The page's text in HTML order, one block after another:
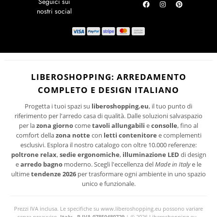
RICHIEDI UN RESO
novità per la tua casa.
I suoi dati personali verranno trattati per le finalità connesse all'invio delle
Per maggiori informazioni sul trattamento dei dati personali consultare laPRIVACY
del sito.
LIBEROSHOPPING: ARREDAMENTO
COMPLETO E DESIGN ITALIANO
Progetta i tuoi spazi su liberoshopping.eu, il tuo punto di
riferimento per l'arredo casa di qualità. Dalle soluzioni salvaspazio
per lazona giornocometavoli allungabili econsolle, fino al
comfort dellazona notte con letti contenitore e complementi
esclusivi. Esplora il nostro catalogo con oltre 10.000 referenze:
poltrone relax,sedie ergonomiche, illuminazione LED di design
earredo bagno moderno. Scegli l'eccellenza delMade in Italye le
ultimetendenze 2026 per trasformare ogni ambiente in uno spazio
unico e funzionale.
Prezzi IVA inclusa. Le specifiche su www.liberoshopping.eu possono variare